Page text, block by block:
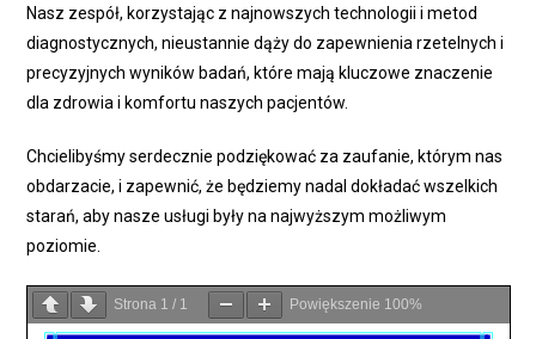
Nasz zespół, korzystając z najnowszych technologii i metod
diagnostycznych, nieustannie dąży do zapewnienia rzetelnych i
precyzyjnych wyników badań, które mają kluczowe znaczenie
dla zdrowia i komfortu naszych pacjentów.
Chcielibyśmy serdecznie podziękować za zaufanie, którym nas
obdarzacie, i zapewnić, że będziemy nadal dokładać wszelkich
starań, aby nasze usługi były na najwyższym możliwym
poziomie.
Strona 1 / 1 Powiększenie 100%